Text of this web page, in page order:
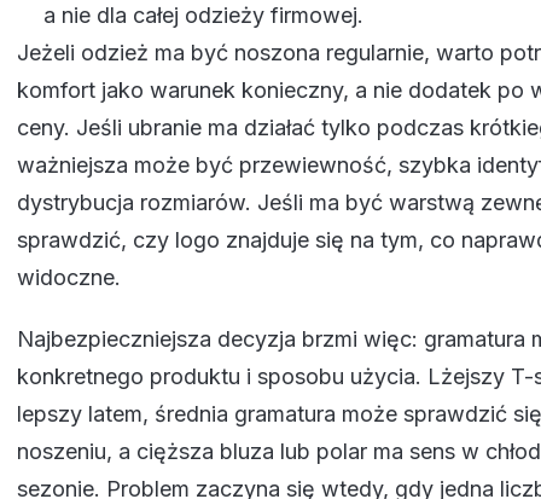
a nie dla całej odzieży firmowej.
Jeżeli odzież ma być noszona regularnie, warto
komfort jako warunek konieczny, a nie dodatek po
ceny. Jeśli ubranie ma działać tylko podczas
ważniejsza może być przewiewność, szybka
dystrybucja rozmiarów. Jeśli ma być warstwą
sprawdzić, czy logo znajduje się na tym, co
widoczne.
Najbezpieczniejsza decyzja brzmi więc: gramatura
konkretnego produktu i sposobu użycia. Lżejszy T-
lepszy latem, średnia gramatura może sprawdzić
noszeniu, a cięższa bluza lub polar ma sens w
sezonie. Problem zaczyna się wtedy, gdy jedna